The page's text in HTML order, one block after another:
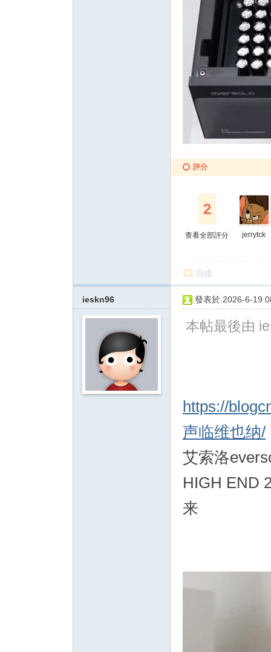
評分
2
查看全部評分 jerrytck
回復
ieskn96 發表於 2026-6-19
本帖最後由
https://
声临维也纳/
艾索洛
HIGH END
来